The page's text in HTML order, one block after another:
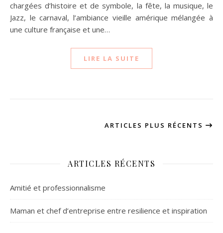
chargées d’histoire et de symbole, la fête, la musique, le
Jazz, le carnaval, l’ambiance vieille amérique mélangée à
une culture française et une…
LIRE LA SUITE
ARTICLES PLUS RÉCENTS
ARTICLES RÉCENTS
Amitié et professionnalisme
Maman et chef d’entreprise entre resilience et inspiration